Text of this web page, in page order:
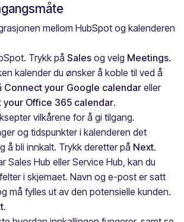
mellom HubSpot og kalenderen
Trykk på Sales og velg Meetings.
kalender du ønsker å koble til ved å
Connect your Google calendar eller
your Office 365 calendar.
vilkårene for å gi tilgang.
og tidspunkter i kalenderen det
å bli innkalt. Trykk deretter på Next.
Sales Hub eller Service Hub, kan du
i skjemaet. Navn og e-post er satt
må fylles ut av den potensielle kunden.
.